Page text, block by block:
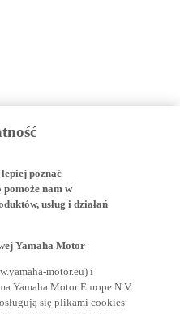
poznać
pomoże nam w
usług i działań
Yamaha Motor
motor.eu) i
Yamaha Motor Europe N.V.
się plikami cookies